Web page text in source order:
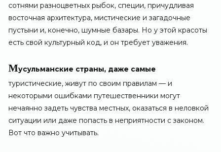
сотнями разноцветных рыбок, специи, причудливая
восточная архитектура, мистические и загадочные
пустыни и, конечно, шумные базары. Но у этой красоты
есть свой культурный код, и он требует уважения.
Мусульманские страны, даже самые
туристические, живут по своим правилам — и
некоторыми ошибками путешественники могут
нечаянно задеть чувства местных, оказаться в неловкой
ситуации или даже попасть в неприятности с законом.
Вот что важно учитывать.